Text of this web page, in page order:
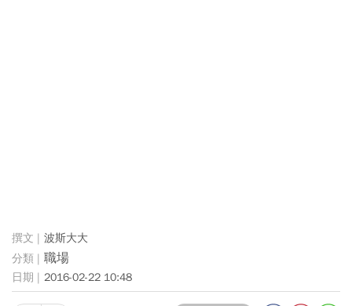
波斯大大
職場
2016-02-22 10:48